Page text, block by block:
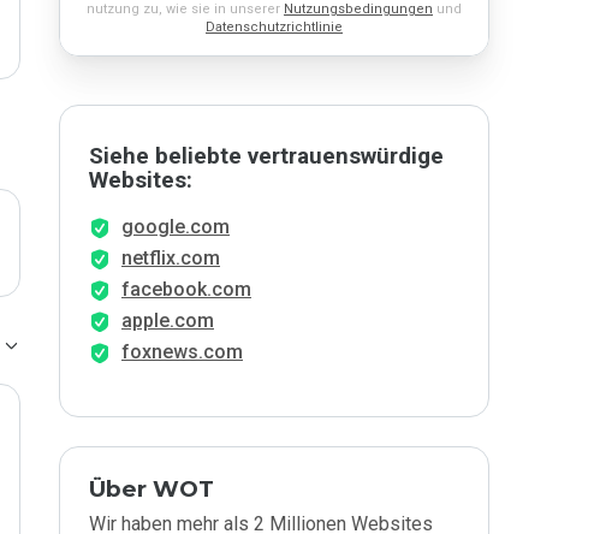
nutzung zu, wie sie in unserer Nutzungsbedingungen und
Datenschutzrichtlinie
Siehe beliebte vertrauenswürdige
Websites:
google.com
netflix.com
facebook.com
apple.com
foxnews.com
Über WOT
Wir haben mehr als 2 Millionen Websites